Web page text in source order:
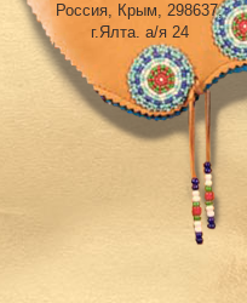
Россия, Крым, 298637,
г.Ялта. а/я 24